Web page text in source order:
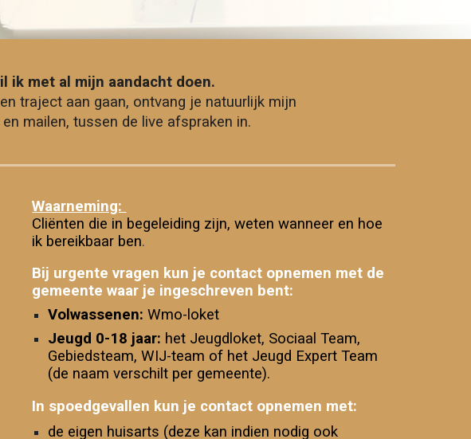
ik met al mijn aandacht doen.
traject aan gaan, ontvang je natuurlijk mijn
mailen, tussen de live afspraken in.
Waarneming:
Cliënten die in begeleiding zijn, weten wanneer en hoe
ik bereikbaar ben.
Bij urgente vragen kun je contact opnemen met de
gemeente waar je ingeschreven bent:
Volwassenen:Wmo-loket
Jeugd 0-18 jaar: het Jeugdloket, Sociaal Team,
Gebiedsteam, WIJ-team of het Jeugd Expert Team
(de naam verschilt per gemeente).
In spoedgevallen kun je contact opnemen met:
de eigen huisarts (deze kan indien nodig ook